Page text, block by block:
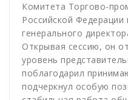
Комитета Торгово-
Российской Федерации
генерального
Открывая сессию, он
уровень
поблагодарил
подчеркнул особую